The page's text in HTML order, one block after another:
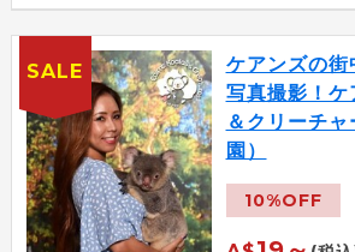
ケアンズの街
写真撮影！ケ
＆クリーチ
園）
10%OFF
SALE